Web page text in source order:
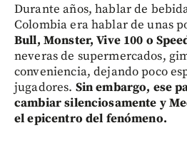
Durante años, hablar de
Colombia era hablar de unas
Bull, Monster, Vive 100 o
neveras de supermercados,
conveniencia, dejando poco
jugadores. Sin embargo, ese
cambiar silenciosamente y
el epicentro del fenómeno.